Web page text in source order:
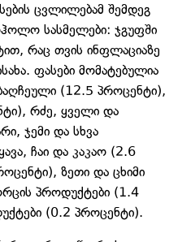
ცვლილებამ შემდეგ
სასმელები: ჯგუფში
რაც თვის ინფლაციაზე
ფასები მომატებულია
(12.5 პროცენტი),
რძე, ყველი და
ჯემი და სხვა
ჩაი და კაკაო (2.6
ზეთი და ცხიმი
პროდუქტები (1.4
(0.2 პროცენტი).